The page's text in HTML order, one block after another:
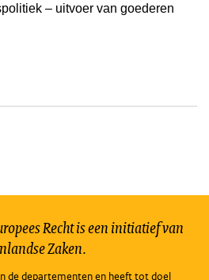
– uitvoer van goederen
Recht is een initiatief van
Zaken.
de departementen en heeft tot doel